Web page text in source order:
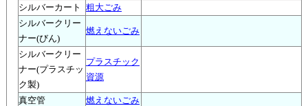
シルバーカート
粗大ごみ
シルバークリー
ナー(びん)
燃えないごみ
シルバークリー
ナー(プラスチッ
ク製)
プラスチック
資源
真空管
燃えないごみ